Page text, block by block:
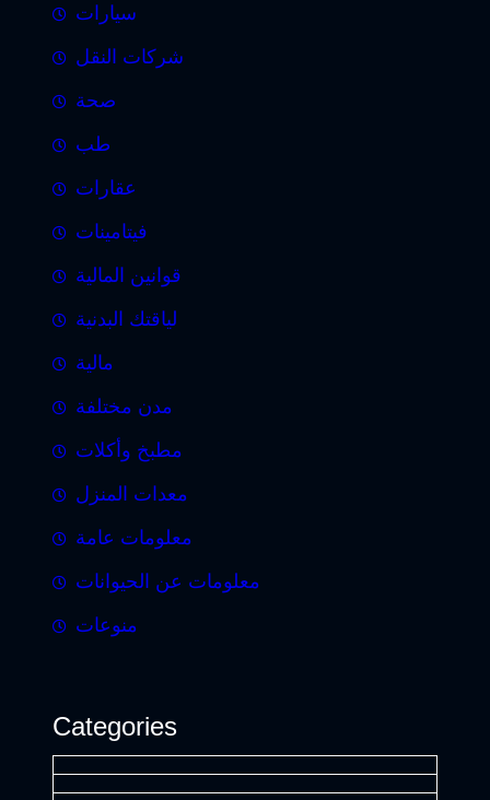
سيارات
شركات النقل
صحة
طب
عقارات
فيتامينات
قوانين المالية
لياقتك البدنية
مالية
مدن مختلفة
مطبخ وأكلات
معدات المنزل
معلومات عامة
معلومات عن الحيوانات
منوعات
Categories